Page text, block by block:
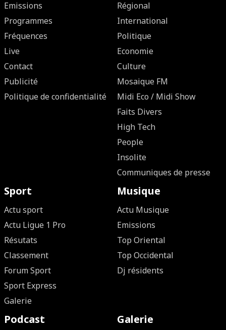
Emissions
Programmes
Fréquences
Live
Contact
Publicité
Politique de confidentialité
Régional
International
Politique
Economie
Culture
Mosaique FM
Midi Eco / Midi Show
Faits Divers
High Tech
People
Insolite
Communiques de presse
Sport
Actu sport
Actu Ligue 1 Pro
Résutats
Classement
Forum Sport
Sport Express
Galerie
Musique
Actu Musique
Emissions
Top Oriental
Top Occidental
Dj résidents
Podcast Galerie